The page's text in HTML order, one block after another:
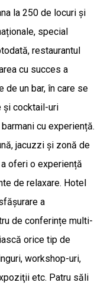
la 250 de locuri și
special
restaurantul
cu succes a
un bar, în care se
și cocktail-uri
cu experiență.
jacuzzi și zonă de
oferi o experiență
de relaxare. Hotel
a
de conferințe multi-
orice tip de
workshop-uri,
etc. Patru săli